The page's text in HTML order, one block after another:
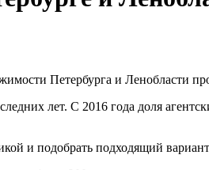
Петербурга и Ленобласти
лет. С 2016 года доля
и подобрать подходящий